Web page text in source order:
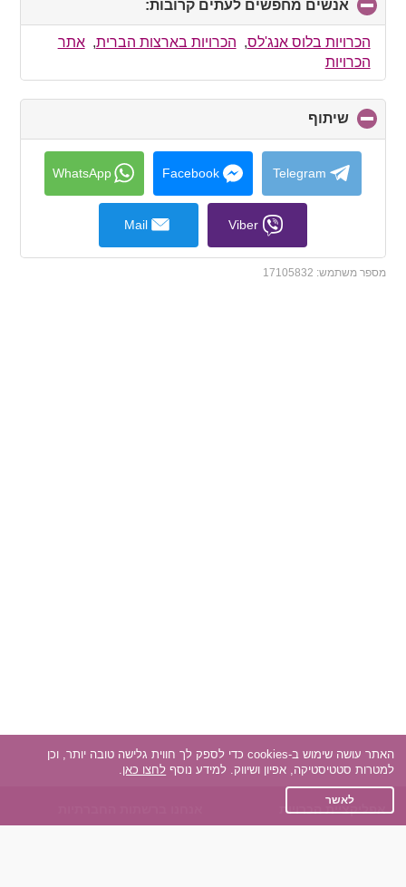
אנשים מחפשים לעתים קרובות:
to
collapse
הכרויות בלוס אנג'לס, הכרויות בארצות הברית,אתר
הכרויות
שיתוף
to
collapse
contents
Telegram
Facebook
WhatsApp
Viber
Mail
מספר משתמש: 17105832
אפליקציית הכרויות
האתר עושה שימוש ב-cookies כדי לספק לך חווית גלישה טובה יותר, וכן
למטרות סטטיסטיקה, אפיון ושיווק. למידע נוסף לחצו כאן.
לאשר